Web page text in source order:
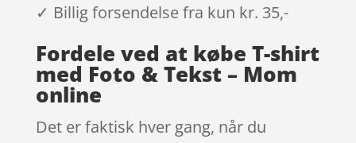
✓ Billig forsendelse fra kun kr. 35,-
Fordele ved at købe T-shirt
med Foto & Tekst – Mom
online
Det er faktisk hver gang, når du